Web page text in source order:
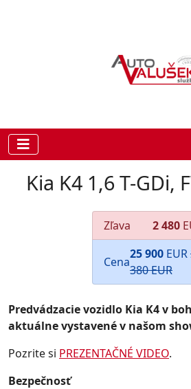
Kia K4 1,6 T-GDi,
Zľava 2 480
Cena
25 900 EUR
380 EUR
Predvádzacie vozidlo Kia K4 v
aktuálne vystavené v našom
Pozrite si PREZENTAČNÉ VIDEO.
Bezpečnosť